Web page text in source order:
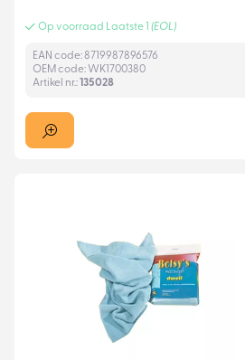
Op voorraad Laatste 1 (EOL)
EAN code: 8719987896576
OEM code: WK1700380
Artikel nr.:135028